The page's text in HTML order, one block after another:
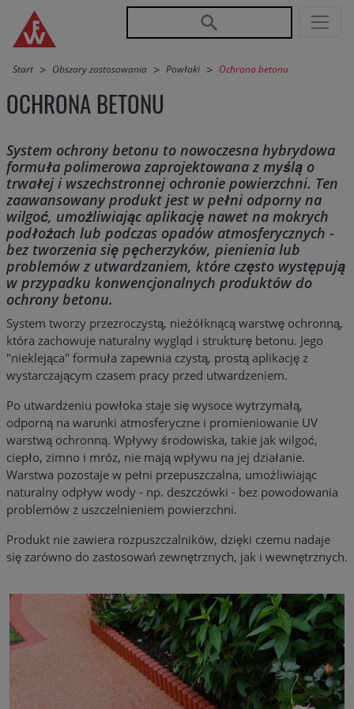
Przejdź do nawigacji głównej
Przejdź do treści
Start Obszary zastosowania Powłoki Ochrona betonu
OCHRONA BETONU
System ochrony betonu to nowoczesna hybrydowa
formuła polimerowa zaprojektowana z myślą o
trwałej i wszechstronnej ochronie powierzchni. Ten
zaawansowany produkt jest w pełni odporny na
wilgoć, umożliwiając aplikację nawet na mokrych
podłożach lub podczas opadów atmosferycznych -
bez tworzenia się pęcherzyków, pienienia lub
problemów z utwardzaniem, które często występują
w przypadku konwencjonalnych produktów do
ochrony betonu.
System tworzy przezroczystą, nieżółknącą warstwę ochronną,
która zachowuje naturalny wygląd i strukturę betonu. Jego
"nieklejąca" formuła zapewnia czystą, prostą aplikację z
wystarczającym czasem pracy przed utwardzeniem.
Po utwardzeniu powłoka staje się wysoce wytrzymałą,
odporną na warunki atmosferyczne i promieniowanie UV
warstwą ochronną. Wpływy środowiska, takie jak wilgoć,
ciepło, zimno i mróz, nie mają wpływu na jej działanie.
Warstwa pozostaje w pełni przepuszczalna, umożliwiając
naturalny odpływ wody - np. deszczówki - bez powodowania
problemów z uszczelnieniem powierzchni.
Produkt nie zawiera rozpuszczalników, dzięki czemu nadaje
się zarówno do zastosowań zewnętrznych, jak i wewnętrznych.